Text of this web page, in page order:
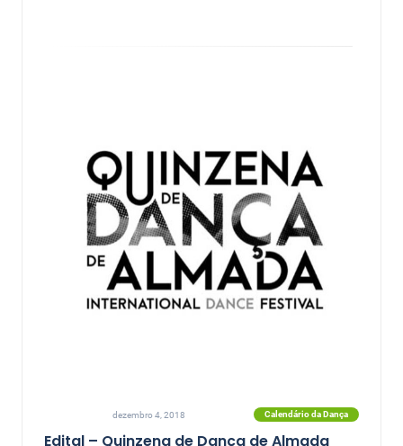
dezembro 4, 2018 Calendário da Dança
Edital – Quinzena de Dança de Almada